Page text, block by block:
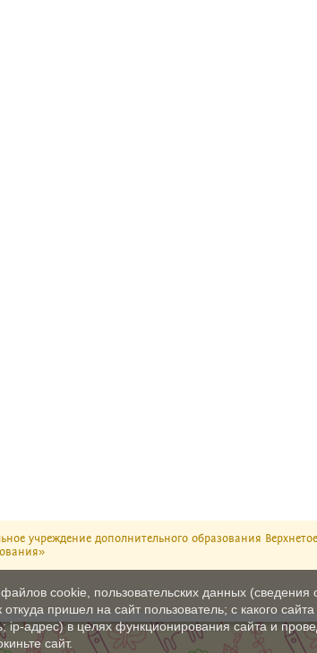
учреждение дополнительного образования
cookie, пользовательских данных
пришел на сайт пользователь; с какого
ip-адрес) в целях функционирования сайта и
сайт.